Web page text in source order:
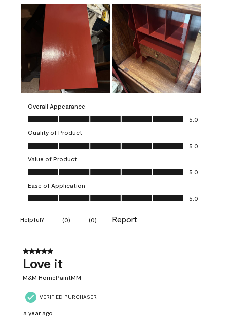
Overall Appearance
Overall Appearance, 5.0 out of 5
5.0
Quality of Product
Quality of Product, 5.0 out of 5
5.0
Value of Product
Value of Product, 5.0 out of 5
5.0
Ease of Application
Ease of Application, 5.0 out of 5
5.0
Helpful? (0) (0) Report
5 out of 5 stars.
Love it
M&M HomePaintMM
VERIFIED PURCHASER
a year ago